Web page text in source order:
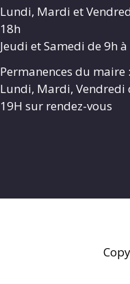
Lundi, Mardi et
18h
Jeudi et Samedi de 9h
Permanences du maire :
Lundi, Mardi, Vendredi
19H sur rendez-vous